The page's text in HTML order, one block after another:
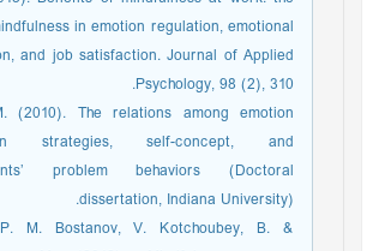
in emotion regulation, emotional
and job satisfaction. Journal of Applied
Psychology, 98 (2), 310.
(2010). The relations among emotion
strategies, self-concept, and
problem behaviors (Doctoral
dissertation, Indiana University).
M. Bostanov, V. Kotchoubey, B. &